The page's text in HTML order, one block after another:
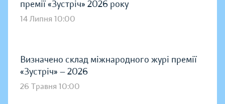
премії «Зустріч» 2026 року
14 Липня 10:00
Визначено склад міжнародного журі премії
«Зустріч» — 2026
26 Травня 10:00